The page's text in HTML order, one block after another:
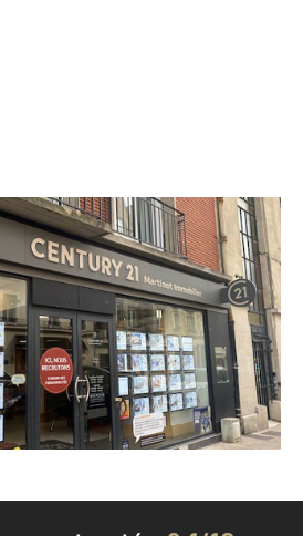
Martinot Immobilier
des Elus
REIMS - 51100
Envoyer un message
à l'agence